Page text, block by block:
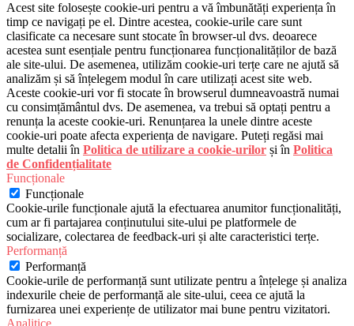
Acest site folosește cookie-uri pentru a vă îmbunătăți experiența în
timp ce navigați pe el. Dintre acestea, cookie-urile care sunt
clasificate ca necesare sunt stocate în browser-ul dvs. deoarece
acestea sunt esențiale pentru funcționarea funcționalităților de bază
ale site-ului. De asemenea, utilizăm cookie-uri terțe care ne ajută să
analizăm și să înțelegem modul în care utilizați acest site web.
Aceste cookie-uri vor fi stocate în browserul dumneavoastră numai
cu consimțământul dvs. De asemenea, va trebui să optați pentru a
renunța la aceste cookie-uri. Renunțarea la unele dintre aceste
cookie-uri poate afecta experiența de navigare. Puteți regăsi mai
multe detalii în Politica de utilizare a cookie-urilor și în Politica
de Confidențialitate
Funcționale
Funcționale
Cookie-urile funcționale ajută la efectuarea anumitor funcționalități,
cum ar fi partajarea conținutului site-ului pe platformele de
socializare, colectarea de feedback-uri și alte caracteristici terțe.
Performanță
Performanță
Cookie-urile de performanță sunt utilizate pentru a înțelege și analiza
indexurile cheie de performanță ale site-ului, ceea ce ajută la
furnizarea unei experiențe de utilizator mai bune pentru vizitatori.